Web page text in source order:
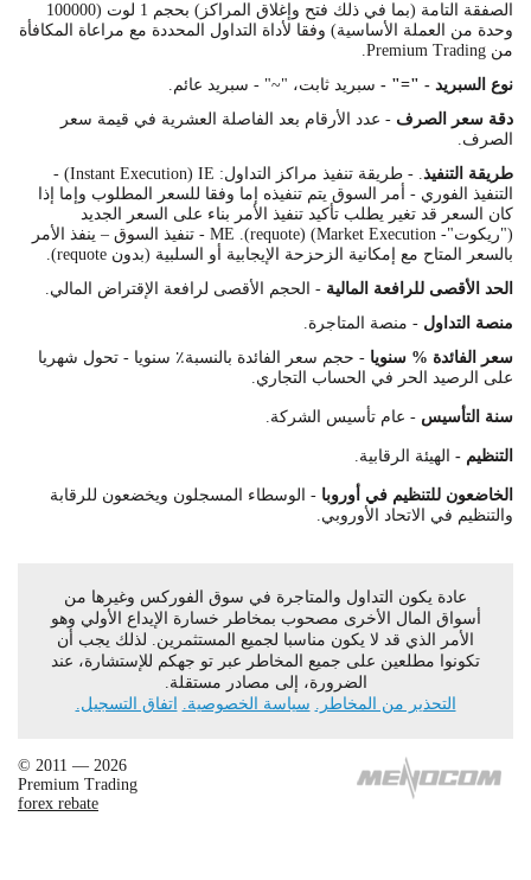
الصفقة التامة (بما في ذلك فتح وإغلاق المراكز) بحجم 1 لوت (100000
وحدة من العملة الأساسية) وفقا لأداة التداول المحددة مع مراعاة المكافأة
من Premium Trading.
نوع السبريد - "=" - سبريد ثابت، "~" - سبريد عائم.
دقة سعر الصرف - عدد الأرقام بعد الفاصلة العشرية في قيمة سعر
الصرف.
طريقة التنفيذ
. - طريقة تنفيذ مراكز التداول: Instant Execution) IE) -
التنفيذ الفوري - أمر السوق يتم تنفيذه إما وفقا للسعر المطلوب وإما إذا
كان السعر قد تغير يطلب تأكيد تنفيذ الأمر بناء على السعر الجديد
("ريكوت"- Market Execution) ME .(requote) - تنفيذ السوق – ينفذ الأمر
بالسعر المتاح مع إمكانية الزحزحة الإيجابية أو السلبية (بدون requote).
الحد الأقصى للرافعة المالية - الحجم الأقصى لرافعة الإقتراض المالي.
منصة التداول - منصة المتاجرة.
سعر الفائدة % سنويا - حجم سعر الفائدة بالنسبة٪ سنويا - تحول شهريا
على الرصيد الحر في الحساب التجاري.
سنة التأسيس - عام تأسيس الشركة.
التنظيم - الهيئة الرقابية.
الخاضعون للتنظيم في أوروبا - الوسطاء المسجلون ويخضعون للرقابة
والتنظيم في الاتحاد الأوروبي.
عادة يكون التداول والمتاجرة في سوق الفوركس وغيرها من
أسواق المال الأخرى مصحوب بمخاطر خسارة الإيداع الأولي وهو
الأمر الذي قد لا يكون مناسبا لجميع المستثمرين. لذلك يجب أن
تكونوا مطلعين على جميع المخاطر عبر تو جهكم للإستشارة، عند
الضرورة، إلى مصادر مستقلة.
التحذير من المخاطر. سياسة الخصوصية. اتفاق التسجيل.
© 2011 — 2026
Premium Trading
forex rebate